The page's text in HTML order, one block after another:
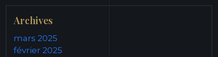
Archives
mars 2025
février 2025